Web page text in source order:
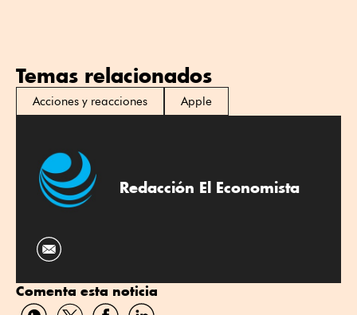
Temas relacionados
Acciones y reacciones Apple
Redacción El Economista
Comenta esta noticia